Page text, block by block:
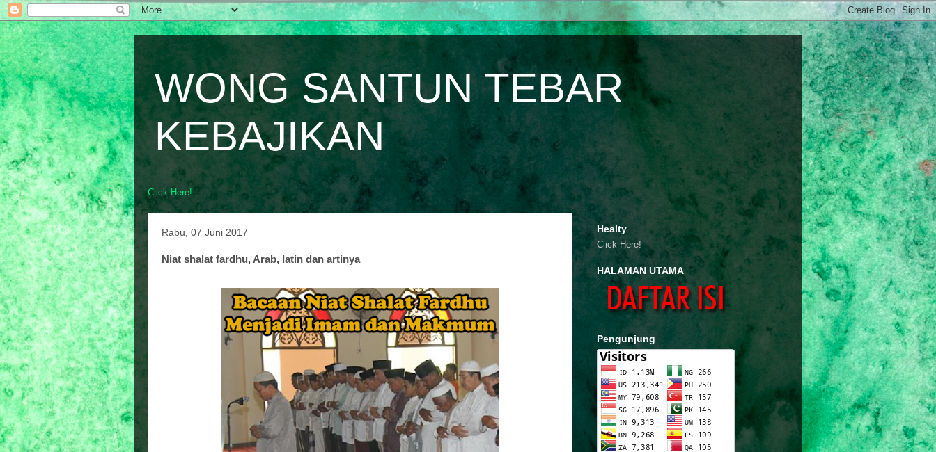
WONG SANTUN TEBAR
KEBAJIKAN
Click Here!
Rabu, 07 Juni 2017
Niat shalat fardhu, Arab, latin dan artinya
Healty
Click Here!
HALAMAN UTAMA
Pengunjung